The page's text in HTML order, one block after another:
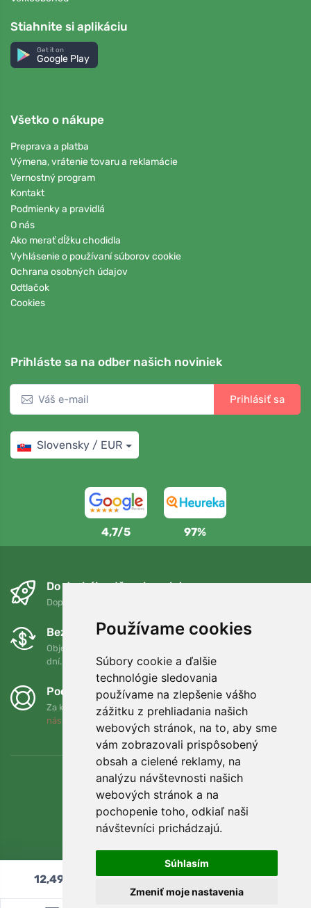
Používame cookies
Súbory cookie a ďalšie
technológie sledovania
používame na zlepšenie vášho
zážitku z prehliadania našich
webových stránok, na to, aby sme
vám zobrazovali prispôsobený
obsah a cielené reklamy, na
analýzu návštevnosti našich
webových stránok a na
pochopenie toho, odkiaľ naši
návštevníci prichádzajú.
Súhlasím
Zmeniť moje nastavenia
Stiahnite si aplikáciu
Get it on
Google Play
Všetko o nákupe
Preprava a platba
Výmena, vrátenie tovaru a reklamácie
Vernostný program
Kontakt
Podmienky a pravidlá
O nás
Ako merať dĺžku chodidla
Vyhlásenie o používaní súborov cookie
Ochrana osobných údajov
Odtlačok
Cookies
Prihláste sa na odber našich noviniek
Prihlásiť sa
Slovensky / EUR
4,7/5 97%
Do druhého dňa a bezplatne
Doprava zadarmo pri objednávkach nad 75 EUR
Bezplatná výmena a vrátenie tovaru
Objednávku môžete kedykoľvek vrátiť alebo vymeniť do 90
dní.
Podporujeme Trees.org
Za každú objednávku zasadíme strom! Prečítajte si viac
nás
12,49 Pridať do košíka